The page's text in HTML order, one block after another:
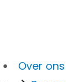
Over ons